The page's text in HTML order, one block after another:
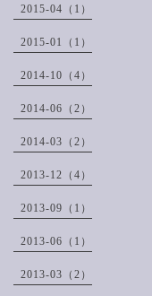
2015-04（1）
2015-01（1）
2014-10（4）
2014-06（2）
2014-03（2）
2013-12（4）
2013-09（1）
2013-06（1）
2013-03（2）